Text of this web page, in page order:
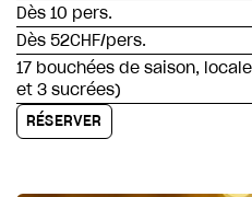
Dès 10 pers.
Dès 52CHF/pers.
17 bouchées de saison,
et 3 sucrées)
RÉSERVER